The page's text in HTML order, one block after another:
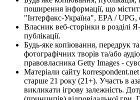
поширення інформації, що
"Інтерфакс-Україна", EPA / UPG,
Власник веб-сторінки в розділі
публікації.
Будь-яке копіювання, передрук
фотографічних творів та/або
правовласника Getty Images -
Матеріали сайту korrespondent.net
старше 21 року (21+). Участь в
викликати ігрову залежність.